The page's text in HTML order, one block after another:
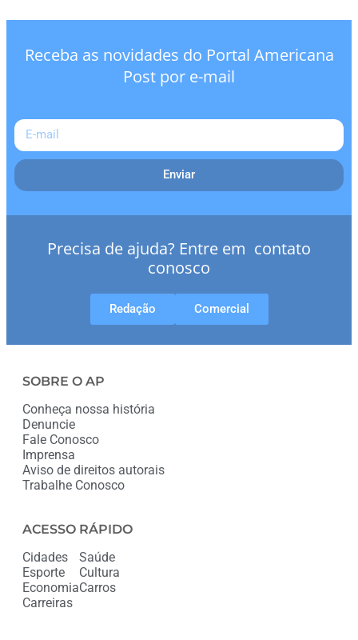
Receba as novidades do Portal Americana
Post por e-mail
Enviar
Precisa de ajuda? Entre em contato
conosco
Redação Comercial
SOBRE O AP
Conheça nossa história
Denuncie
Fale Conosco
Imprensa
Aviso de direitos autorais
Trabalhe Conosco
ACESSO RÁPIDO
Cidades
Esporte
Economia
Carreiras
Saúde
Cultura
Carros